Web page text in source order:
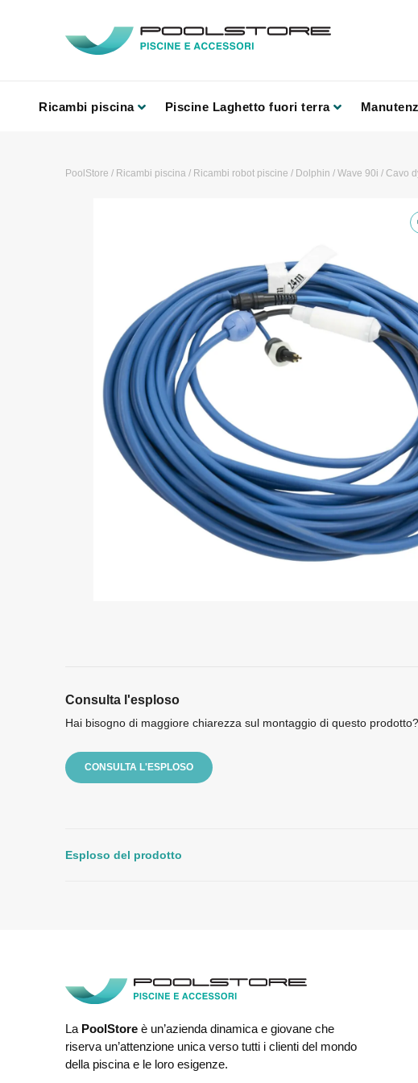
Ricambi piscina Piscine Laghetto fuori terra
PoolStore / Ricambi piscina/ Ricambi robot piscine / Dolphin / Wave 90i / Cavo
Consulta l'esploso
Hai bisogno di maggiore chiarezza sul montaggio di questo prodotto?
CONSULTA L'ESPLOSO
Esploso del prodotto
La PoolStoreè un’azienda dinamica e giovane che
riserva un’attenzione unica verso tutti i clienti del mondo
della piscina e le loro esigenze.